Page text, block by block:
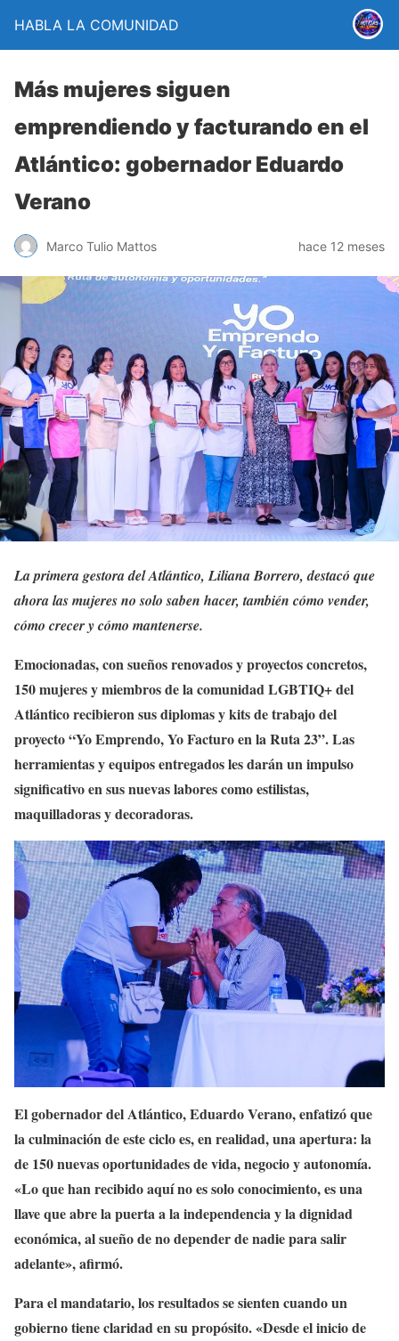
HABLA LA COMUNIDAD
Más mujeres siguen
emprendiendo y facturando en el
Atlántico: gobernador Eduardo
Verano
Marco Tulio Mattos hace 12 meses
La primera gestora del Atlántico, Liliana Borrero, destacó que
ahora las mujeres no solo saben hacer, también cómo vender,
cómo crecer y cómo mantenerse.
Emocionadas, con sueños renovados y proyectos concretos,
150 mujeres y miembros de la comunidad LGBTIQ+ del
Atlántico recibieron sus diplomas y kits de trabajo del
proyecto “Yo Emprendo, Yo Facturo en la Ruta 23”. Las
herramientas y equipos entregados les darán un impulso
significativo en sus nuevas labores como estilistas,
maquilladoras y decoradoras.
El gobernador del Atlántico, Eduardo Verano, enfatizó que
la culminación de este ciclo es, en realidad, una apertura: la
de 150 nuevas oportunidades de vida, negocio y autonomía.
«Lo que han recibido aquí no es solo conocimiento, es una
llave que abre la puerta a la independencia y la dignidad
económica, al sueño de no depender de nadie para salir
adelante», afirmó.
Para el mandatario, los resultados se sienten cuando un
gobierno tiene claridad en su propósito. «Desde el inicio de